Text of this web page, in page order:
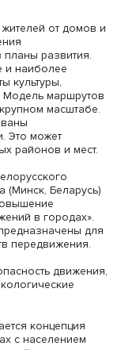
объектов
объектов
и городского
домов (по
объектов по
Также возможно
о масштабе
важности
сети и
новых объектов.